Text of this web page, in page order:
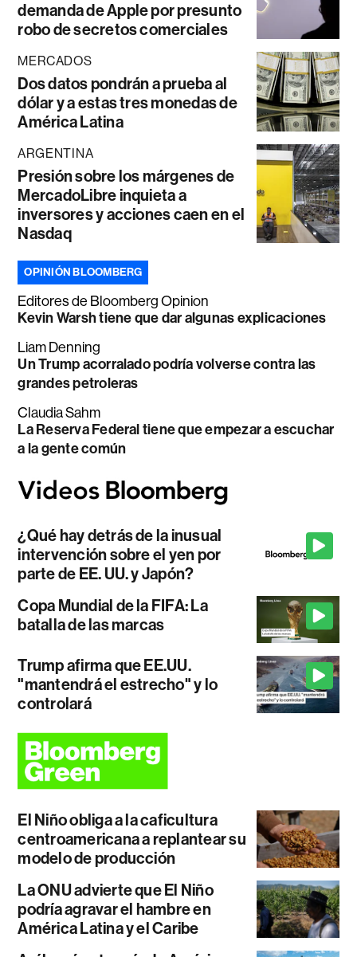
demanda de Apple por presunto
robo de secretos comerciales
MERCADOS
Dos datos pondrán a prueba al
dólar y a estas tres monedas de
América Latina
ARGENTINA
Presión sobre los márgenes de
MercadoLibre inquieta a
inversores y acciones caen en el
Nasdaq
OPINIÓN BLOOMBERG
Editores de Bloomberg Opinion
Kevin Warsh tiene que dar algunas explicaciones
Liam Denning
Un Trump acorralado podría volverse contra las
grandes petroleras
Claudia Sahm
La Reserva Federal tiene que empezar a escuchar
a la gente común
¿Qué hay detrás de la inusual
intervención sobre el yen por
parte de EE. UU. y Japón?
Copa Mundial de la FIFA: La
batalla de las marcas
Trump afirma que EE.UU.
"mantendrá el estrecho" y lo
controlará
El Niño obliga a la caficultura
centroamericana a replantear su
modelo de producción
La ONU advierte que El Niño
podría agravar el hambre en
América Latina y el Caribe